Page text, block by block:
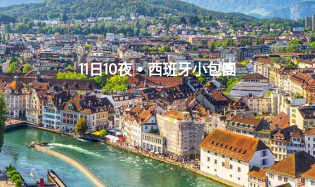
11日10夜 • 西班牙小包團